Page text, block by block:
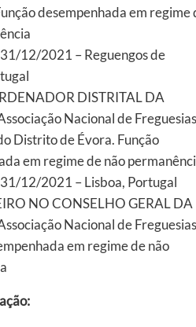
desempenhada em regime
12/2021 – Reguengos de
DISTRITAL DA
Nacional de
Distrito de Évora. Função
em regime de não
12/2021 – Lisboa, Portugal
NO CONSELHO GERAL DA
Nacional de
em regime de não